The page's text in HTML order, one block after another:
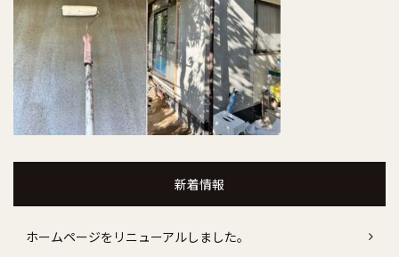
新着情報
ホームページをリニューアルしました。